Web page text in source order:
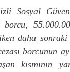
Sosyal
daha
borcunun
kısmının